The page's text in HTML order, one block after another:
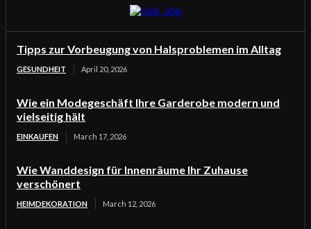
Tipps zur Vorbeugung von Halsproblemen im Alltag
GESUNDHEIT April 20, 2026
Wie ein Modegeschäft Ihre Garderobe modern und
vielseitig hält
EINKAUFEN March 17, 2026
Wie Wanddesign für Innenräume Ihr Zuhause
verschönert
HEIMDEKORATION March 12, 2026